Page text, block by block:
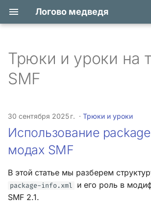
Логово медведя
ц
а
л
и
з
Использование package-
info.xml в модах SMF
файлов SMF
Ловим экшены
оформления
Работа с базой данных в
Хук integrate_actions
Хук integrate_buffer
Хук
integrate_current_action
Хук integrate_display_topic
Хук
Трюки и уроки на
SMF
30 сентября 2025 г. Трюки и уроки
Использование
модах SMF
В этой статье мы разберем
package-info.xml
и его роль в
SMF 2.1.